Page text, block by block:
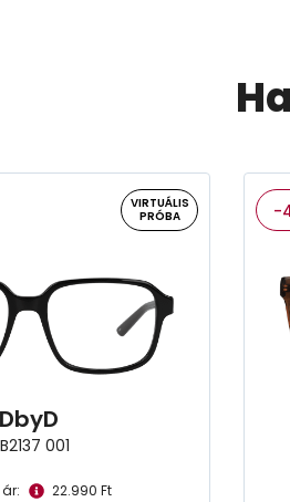
VIRTUÁLIS
PRÓBA
DbyD
001
22.990 Ft
-